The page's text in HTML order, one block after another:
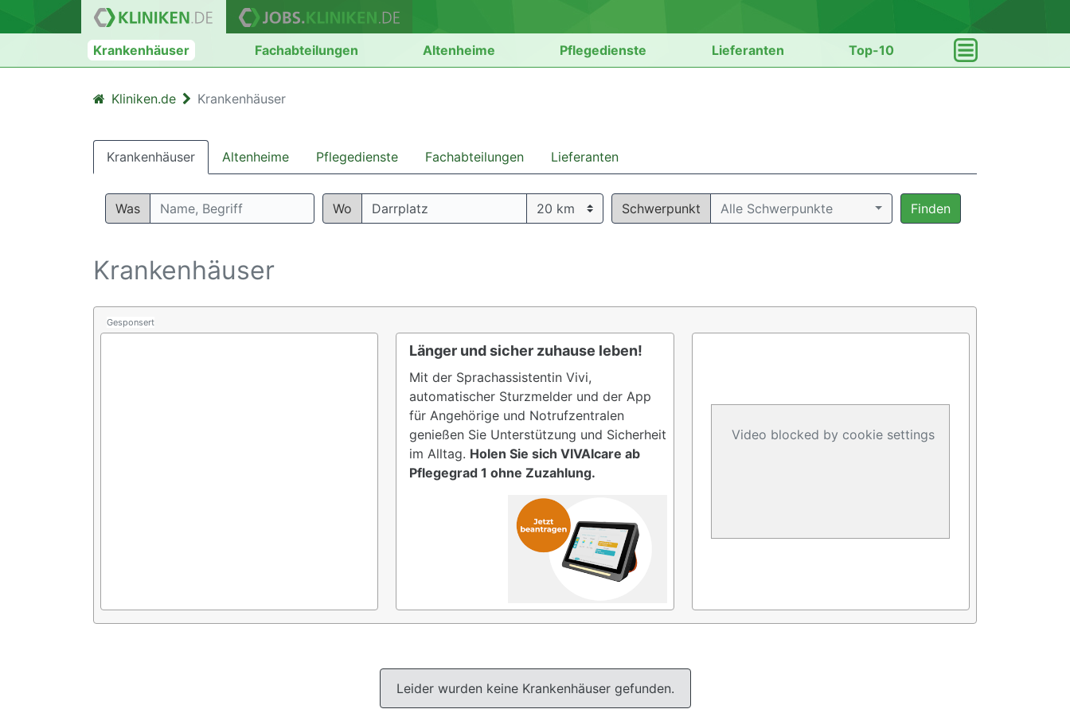
Krankenhäuser Fachabteilungen Altenheime Pflegedienste Lieferanten Top-10
Kliniken.de Krankenhäuser
Krankenhäuser Altenheime Pflegedienste Fachabteilungen Lieferanten
Was Wo Schwerpunkt Alle Schwerpunkte Finden
Krankenhäuser
Gesponsert
Länger und sicher zuhause leben!
Mit der Sprachassistentin Vivi,
automatischer Sturzmelder und der App
für Angehörige und Notrufzentralen
genießen Sie Unterstützung und Sicherheit
im Alltag. Holen Sie sich VIVAIcare ab
Pflegegrad 1 ohne Zuzahlung.
Video blocked by cookie settings
Leider wurden keine Krankenhäuser gefunden.